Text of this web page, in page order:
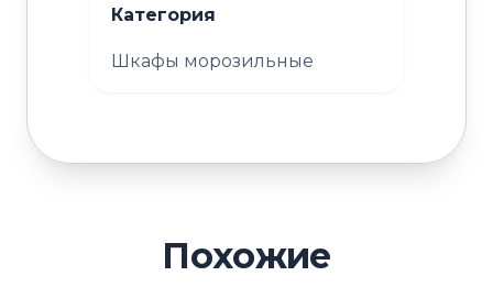
Категория
Шкафы морозильные
Похожие